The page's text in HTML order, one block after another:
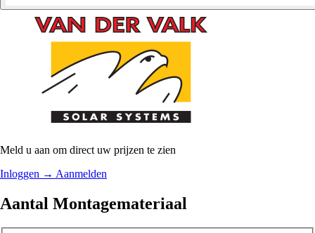
Meld u aan om direct uw prijzen te zien
Inloggen → Aanmelden
Aantal Montagemateriaal